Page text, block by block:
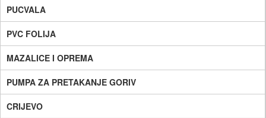
PUCVALA
PVC FOLIJA
MAZALICE I OPREMA
PUMPA ZA PRETAKANJE GORIV
CRIJEVO